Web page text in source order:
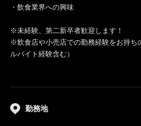
・飲食業界への興味
※未経験、第二新卒者歓迎します！
※飲食店や小売店での勤務経験をお持ち
ルバイト経験含む）
勤務地